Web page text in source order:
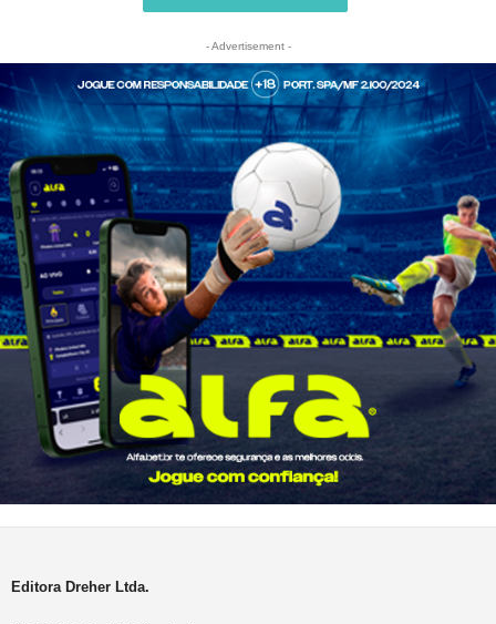
- Advertisement -
Editora Dreher Ltda.